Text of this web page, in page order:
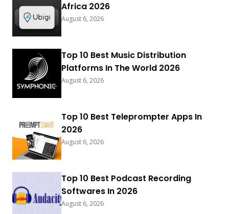
Africa 2026
August 6, 2026
Top 10 Best Music Distribution
Platforms In The World 2026
August 6, 2026
Top 10 Best Teleprompter Apps In
2026
August 6, 2026
Top 10 Best Podcast Recording
Softwares In 2026
August 6, 2026